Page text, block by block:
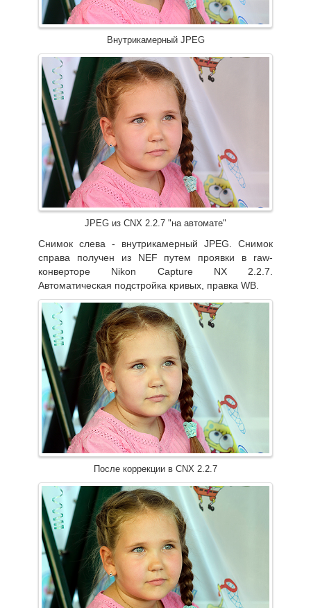
Внутрикамерный JPEG
JPEG из CNX 2.2.7 "на автомате"
Снимок слева - внутрикамерный JPEG. Снимок
справа получен из NEF путем проявки в raw-
конверторе Nikon Capture NX 2.2.7.
Автоматическая подстройка кривых, правка WB.
После коррекции в CNX 2.2.7